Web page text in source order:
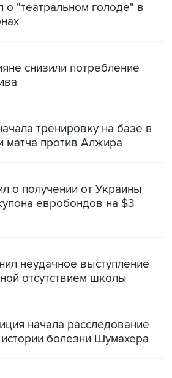
"театральном голоде" в
снизили потребление
тренировку на базе в
матча против Алжира
о получении от Украины
евробондов на $3
неудачное выступление
отсутствием школы
начала расследование
болезни Шумахера